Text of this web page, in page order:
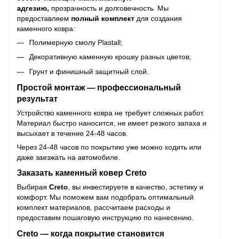
адгезию, прозрачность и долговечность. Мы
предоставляем полный комплект для создания
каменного ковра:
Полимерную смолу Plastall;
Декоративную каменную крошку разных цветов;
Грунт и финишный защитный слой.
Простой монтаж — профессиональный
результат
Устройство каменного ковра не требует сложных работ.
Материал быстро наносится, не имеет резкого запаха и
высыхает в течение 24-48 часов.
Через 24-48 часов по покрытию уже можно ходить или
даже заезжать на автомобиле.
Заказать каменный ковер Creto
Выбирая Creto, вы инвестируете в качество, эстетику и
комфорт. Мы поможем вам подобрать оптимальный
комплект материалов, рассчитаем расходы и
предоставим пошаговую инструкцию по нанесению.
Creto — когда покрытие становится